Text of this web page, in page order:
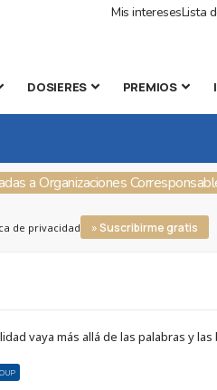
Mis interesesLista
DOSIERES PREMIOS |
a Organizaciones
de privacidad » Suscribirme gratis
vaya más allá de las palabras y